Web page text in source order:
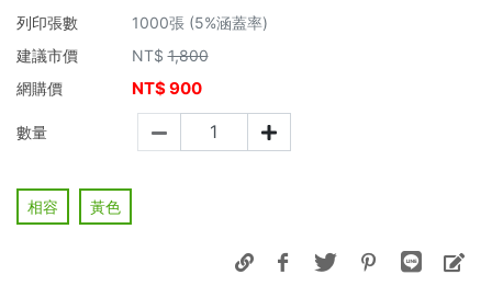
列印張數
1000張 (5%涵蓋率)
建議市價
NT$ 1,800
網購價
NT$900
數量
相容 黃色